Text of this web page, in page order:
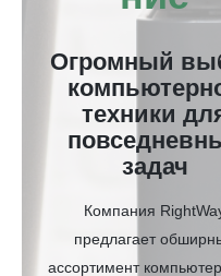
Огромный
техники
задач
Компания
предлагает
ассортимент